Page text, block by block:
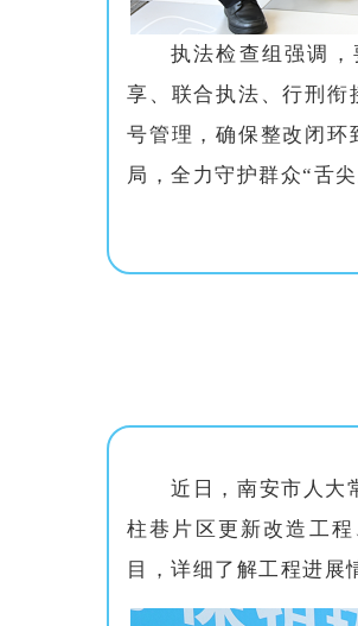
执法检查组强调
享、联合执法、行刑衔
号管理，确保整改闭环
局，全力守护群众“舌尖
近日，南安市人大
柱巷片区更新改造工
目，详细了解工程进展